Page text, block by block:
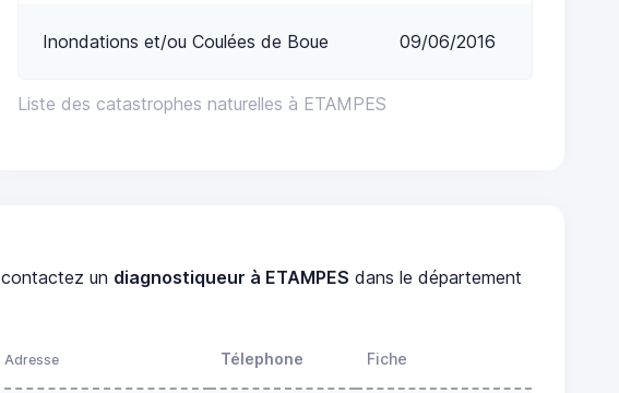
Liste des catastrophes naturelles à ETAMPES
Inondations et/ou Coulées de Boue 09/06/2016
contactez un diagnostiqueur à ETAMPES dans le département
Adresse Télephone Fiche